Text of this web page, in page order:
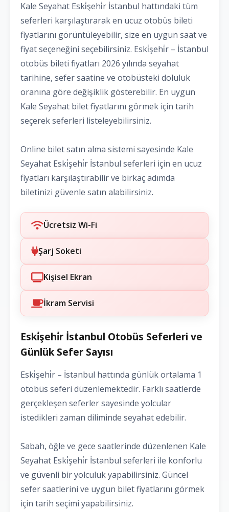
Kale Seyahat Eski̇şehi̇r İstanbul hattındaki tüm
seferleri karşılaştırarak en ucuz otobüs bileti
fiyatlarını görüntüleyebilir, size en uygun saat ve
fiyat seçeneğini seçebilirsiniz. Eski̇şehi̇r – İstanbul
otobüs bileti fiyatları 2026 yılında seyahat
tarihine, sefer saatine ve otobüsteki doluluk
oranına göre değişiklik gösterebilir. En uygun
Kale Seyahat bilet fiyatlarını görmek için tarih
seçerek seferleri listeleyebilirsiniz.
Online bilet satın alma sistemi sayesinde Kale
Seyahat Eski̇şehi̇r İstanbul seferleri için en ucuz
fiyatları karşılaştırabilir ve birkaç adımda
biletinizi güvenle satın alabilirsiniz.
Ücretsiz Wi-Fi
Şarj Soketi
Kişisel Ekran
İkram Servisi
Eski̇şehi̇r İstanbul Otobüs Seferleri ve
Günlük Sefer Sayısı
Eski̇şehi̇r – İstanbul hattında günlük ortalama 1
otobüs seferi düzenlemektedir. Farklı saatlerde
gerçekleşen seferler sayesinde yolcular
istedikleri zaman diliminde seyahat edebilir.
Sabah, öğle ve gece saatlerinde düzenlenen Kale
Seyahat Eski̇şehi̇r İstanbul seferleri ile konforlu
ve güvenli bir yolculuk yapabilirsiniz. Güncel
sefer saatlerini ve uygun bilet fiyatlarını görmek
için tarih seçimi yapabilirsiniz.